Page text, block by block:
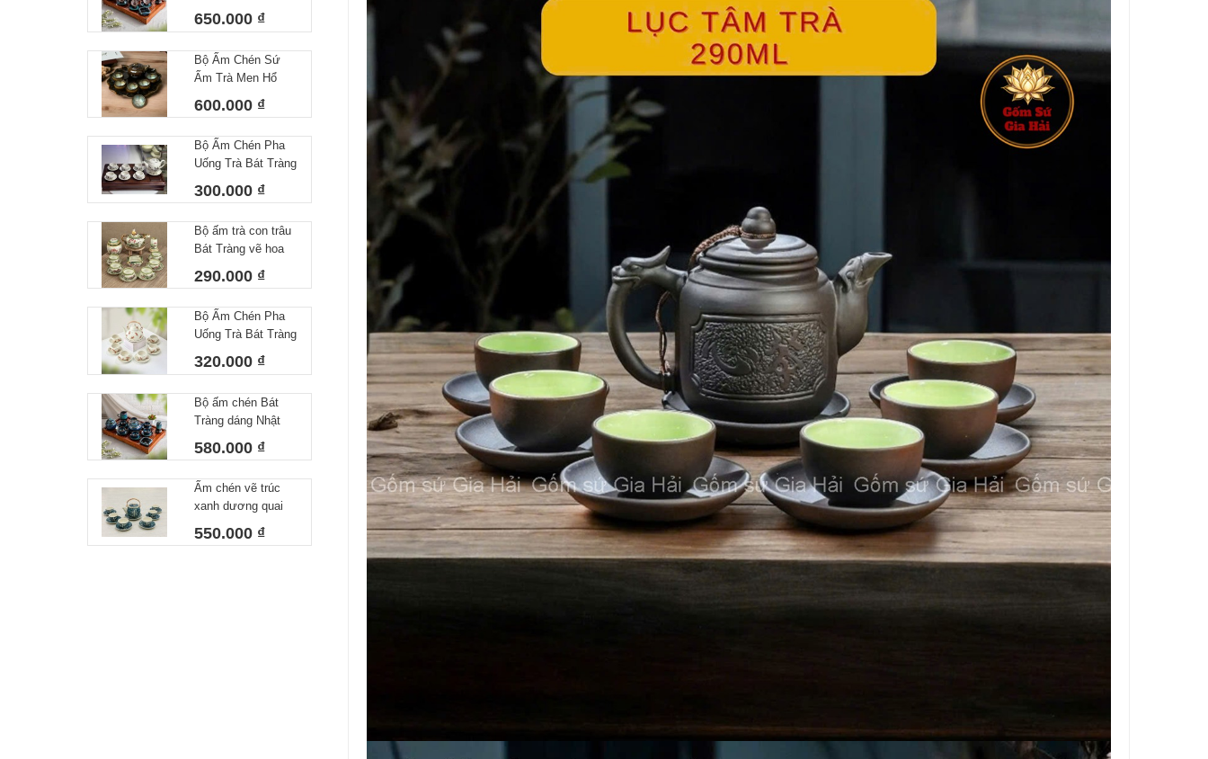
nước lòng hoa
650.000 ₫
Bộ Ấm Chén Sứ
Ấm Trà Men Hổ
Bát Tràng Làm Quà
Khay Tròn
600.000 ₫
Bộ Ấm Chén Pha
Uống Trà Bát Tràng
Trúc Dáng Minh
Trắng
300.000 ₫
Bộ ấm trà con trâu
Bát Tràng vẽ hoa
350ml
290.000 ₫
Bộ Ấm Chén Pha
Uống Trà Bát Tràng
Họa Tiết Vẽ Tay
Chuồn Chuồn Men
Giỏ Cua Quai
Nhôm 340ml
320.000 ₫
Bộ ấm chén Bát
Tràng dáng Nhật
580.000 ₫
Ấm chén vẽ trúc
xanh dương quai
550.000 ₫